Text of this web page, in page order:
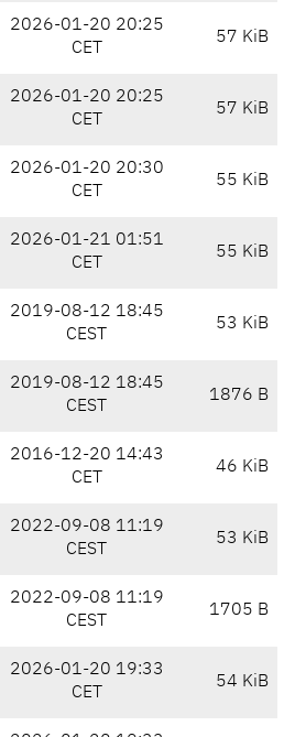
2026-01-20 20:25
CET
57 KiB
2026-01-20 20:25
CET
57 KiB
2026-01-20 20:30
CET
55 KiB
2026-01-21 01:51
CET
55 KiB
2019-08-12 18:45
CEST
53 KiB
2019-08-12 18:45
CEST
1876 B
2016-12-20 14:43
CET
46 KiB
2022-09-08 11:19
CEST
53 KiB
2022-09-08 11:19
CEST
1705 B
2026-01-20 19:33
CET
54 KiB